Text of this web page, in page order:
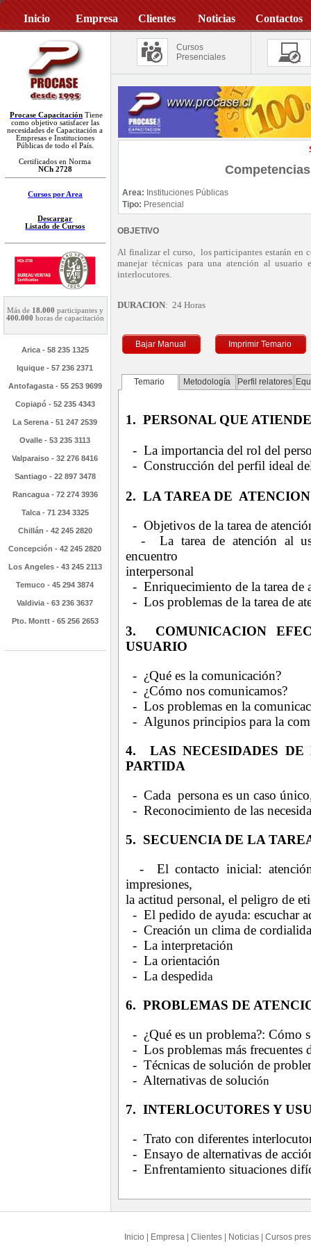
Inicio Empresa Clientes Noticias Contactos
Procase Capacitación Tiene
como objetivo satisfacer las
necesidades de Capacitación a
Empresas e Instituciones
Públicas de todo el País.
Certificados en Norma
NCh 2728
Cursos por Area
Descargar
Listado de Cursos
Más de 18.000 participantes y
400.000 horas de capacitación
Arica - 58 235 1325
Iquique - 57 236 2371
Antofagasta - 55 253 9699
Copiapó - 52 235 4343
La Serena - 51 247 2539
Ovalle - 53 235 3113
Valparaiso - 32 276 8416
Santiago - 22 897 3478
Rancagua - 72 274 3936
Talca - 71 234 3325
Chillán - 42 245 2820
Concepción - 42 245 2820
Los Angeles - 43 245 2113
Temuco - 45 294 3874
Valdivia - 63 236 3637
Pto. Montt - 65 256 2653
Cursos
Presenciales
Area: Instituciones Públicas
Tipo: Presencial
OBJETIVO
Al finalizar el curso, los participantes estarán en
manejar técnicas para una atención al
interlocutores.
DURACION: 24 Horas
Bajar Manual Imprimir Temario
Temario Metodología Perfil relatores
1. PERSONAL QUE
- La importancia del rol del
- Construcción del perfil ideal
2. LA TAREA DE
- Objetivos de la tarea de
- La tarea de atención al
encuentro
interpersonal
- Enriquecimiento de la tarea de
- Los problemas de la tarea de
3. COMUNICACION
USUARIO
- ¿Qué es la comunicación?
- ¿Cómo nos comunicamos?
- Los problemas en la
- Algunos principios para la
4. LAS NECESIDADES DE
PARTIDA
- Cada persona es un caso
- Reconocimiento de las
5. SECUENCIA DE LA
- El contacto inicial: atención
impresiones,
la actitud personal, el peligro de
- El pedido de ayuda: escuchar
- Creación un clima de
- La interpretación
- La orientación
- La despedida
6. PROBLEMAS DE
- ¿Qué es un problema?: Cómo
- Los problemas más frecuentes
- Técnicas de solución de
- Alternativas de solución
7. INTERLOCUTORES Y
- Trato con diferentes
- Ensayo de alternativas de
- Enfrentamiento situaciones
Inicio Empresa Clientes Noticias Cursos